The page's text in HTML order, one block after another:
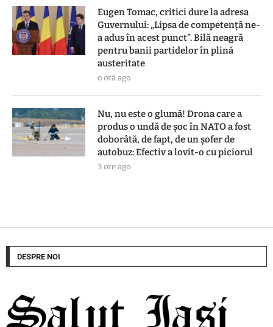
Eugen Tomac, critici dure la adresa
Guvernului: „Lipsa de competență ne-
a adus în acest punct”. Bilă neagră
pentru banii partidelor în plină
austeritate
o oră ago
Nu, nu este o glumă! Drona care a
produs o undă de șoc în NATO a fost
doborâtă, de fapt, de un șofer de
autobuz: Efectiv a lovit-o cu piciorul
3 ore ago
DESPRE NOI